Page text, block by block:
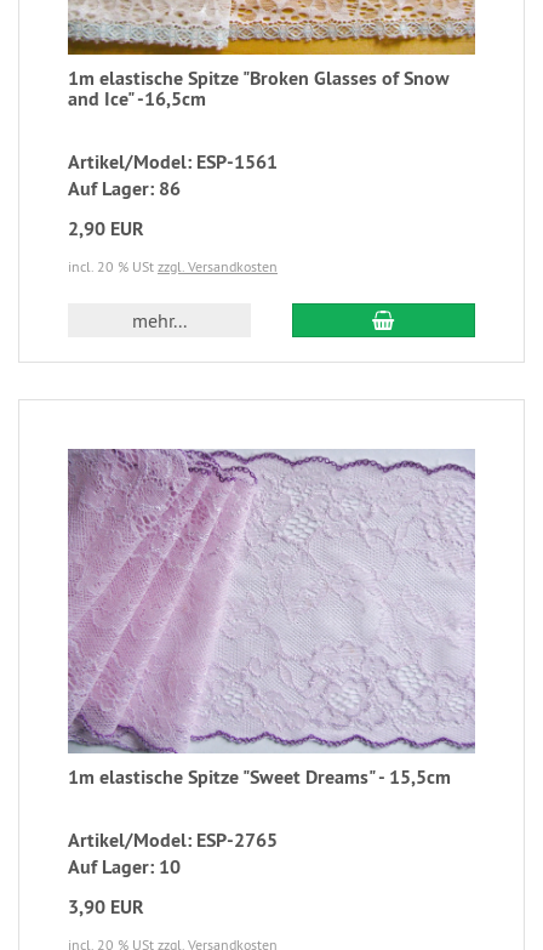
1m elastische Spitze "Broken Glasses of Snow
and Ice" -16,5cm
Artikel/Model: ESP-1561
Auf Lager: 86
2,90 EUR
incl. 20 % USt zzgl. Versandkosten
mehr...
1m elastische Spitze "Sweet Dreams" - 15,5cm
Artikel/Model: ESP-2765
Auf Lager: 10
3,90 EUR
incl. 20 % USt zzgl. Versandkosten